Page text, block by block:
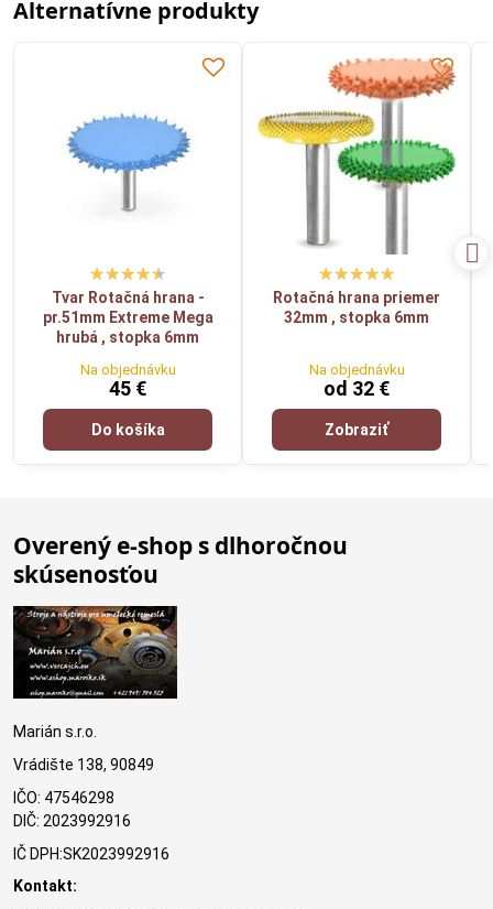
Alternatívne produkty
Tvar Rotačná hrana -
pr.51mm Extreme Mega
hrubá , stopka 6mm
Na objednávku
45 €
Do košíka
Rotačná hrana priemer
32mm , stopka 6mm
Na objednávku
od 32 €
Zobraziť
Overený e-shop s dlhoročnou
skúsenosťou
Marián s.r.o.
Vrádište 138, 90849
IČO: 47546298
DIČ: 2023992916
IČ DPH:SK2023992916
Kontakt: